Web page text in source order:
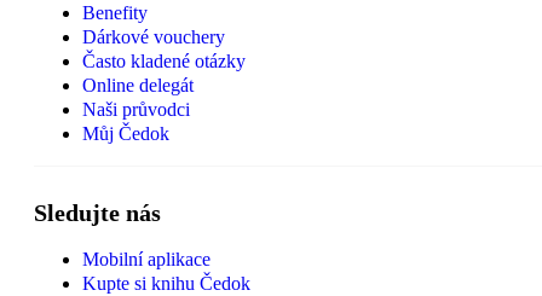
Benefity
Dárkové vouchery
Často kladené otázky
Online delegát
Naši průvodci
Můj Čedok
Sledujte nás
Mobilní aplikace
Kupte si knihu Čedok